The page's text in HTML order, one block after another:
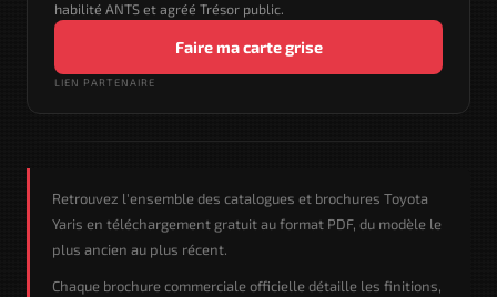
habilité ANTS et agréé Trésor public.
Faire ma carte grise
LIEN PARTENAIRE
Retrouvez l'ensemble des catalogues et brochures Toyota
Yaris en téléchargement gratuit au format PDF, du modèle le
plus ancien au plus récent.
Chaque brochure commerciale officielle détaille les finitions,